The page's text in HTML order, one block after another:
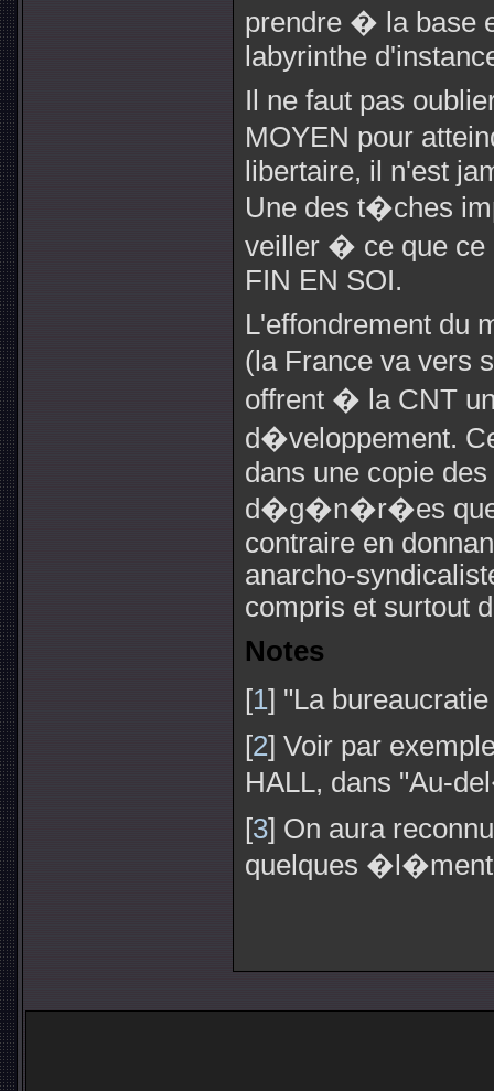
prendre � la base
labyrinthe
Il ne faut pas
MOYEN pour
libertaire, il n'est
Une des t�ches
veiller � ce que ce
FIN EN SOI.
L'effondrement du
(la France va vers
offrent � la CNT
d�veloppement.
dans une copie
d�g�n�r�es que
contraire en
anarcho-
compris et surtout
Notes
[1] "La
[2] Voir par
HALL, dans "Au-
[3] On aura
quelques